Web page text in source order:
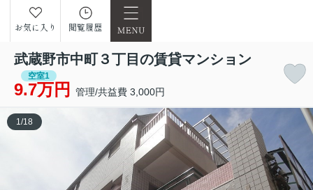
お気に入り 閲覧履歴
武蔵野市中町３丁目の賃貸マンション
空室1
9.7万円 管理/共益費 3,000円
1 /18